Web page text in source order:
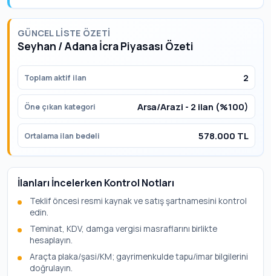
GÜNCEL LISTE ÖZETI
Seyhan / Adana İcra Piyasası Özeti
Toplam aktif ilan 2
Öne çıkan kategori Arsa/Arazi - 2 ilan (%100)
Ortalama ilan bedeli 578.000 TL
İlanları İncelerken Kontrol Notları
Teklif öncesi resmi kaynak ve satış şartnamesini kontrol
edin.
Teminat, KDV, damga vergisi masraflarını birlikte
hesaplayın.
Araçta plaka/şasi/KM; gayrimenkulde tapu/imar bilgilerini
doğrulayın.